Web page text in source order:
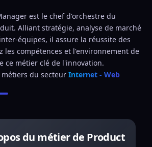
est le chef d'orchestre du
Alliant stratégie, analyse de marché
équipes, il assure la réussite des
les compétences et l'environnement de
ce métier clé de l'innovation.
métiers du secteur Internet - Web
du métier de Product